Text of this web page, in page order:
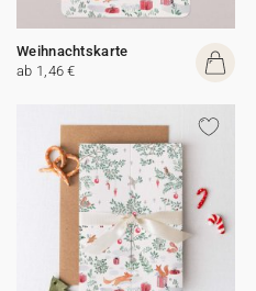
Weihnachtskarte
ab 1,46 €